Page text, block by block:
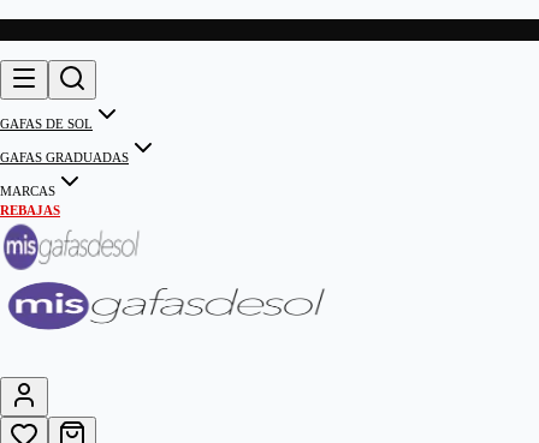
GAFAS DE SOL
GAFAS GRADUADAS
MARCAS
REBAJAS